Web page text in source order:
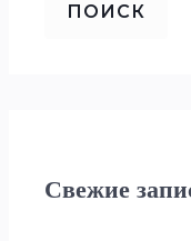
ПОИСК
Свежие